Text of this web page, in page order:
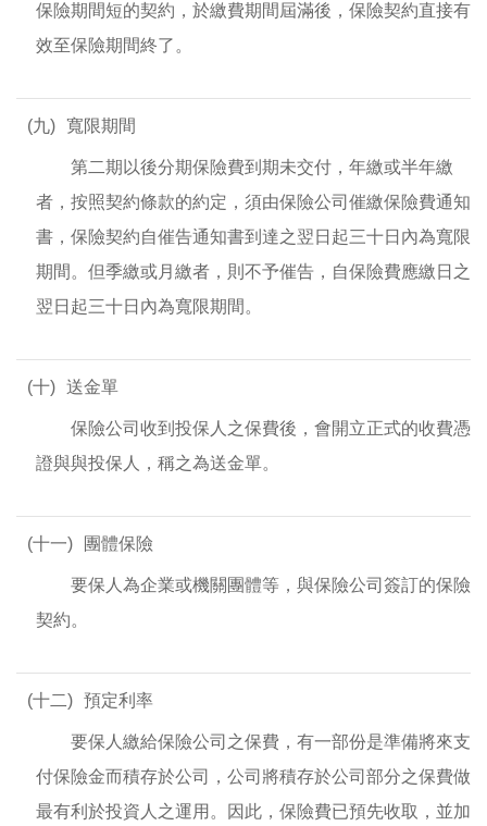
保險期間短的契約，於繳費期間屆滿後，保險契約直接有
效至保險期間終了。
(九) 寬限期間
第二期以後分期保險費到期未交付，年繳或半年繳
者，按照契約條款的約定，須由保險公司催繳保險費通知
書，保險契約自催告通知書到達之翌日起三十日內為寬限
期間。但季繳或月繳者，則不予催告，自保險費應繳日之
翌日起三十日內為寬限期間。
(十) 送金單
保險公司收到投保人之保費後，會開立正式的收費憑
證與與投保人，稱之為送金單。
(十一) 團體保險
要保人為企業或機關團體等，與保險公司簽訂的保險
契約。
(十二) 預定利率
要保人繳給保險公司之保費，有一部份是準備將來支
付保險金而積存於公司，公司將積存於公司部分之保費做
最有利於投資人之運用。因此，保險費已預先收取，並加